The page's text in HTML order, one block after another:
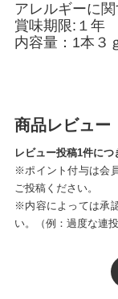
アレルギーに
賞味期限:１年
内容量：1本３
商品レビュー
レビュー投稿1件につ
※ポイント付与は会
ご投稿ください。
※内容によっては承
い。（例：過度な連